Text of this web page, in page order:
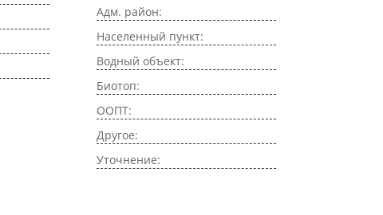
Адм. район:
Населенный пункт:
Водный объект:
Биотоп:
ООПТ:
Другое:
Уточнение: